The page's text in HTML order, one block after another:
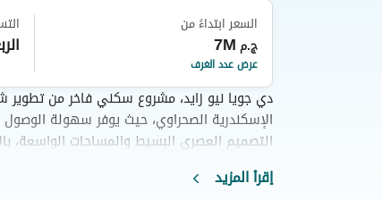
السعر ابتداءً من
ج.م7M
عرض عدد الغرف
الربع 4
دي جويا نيو زايد، مشروع سكني فاخر من
الإسكندرية الصحراوي، حيث يوفر سهولة
التصميم العصري البسيط والمساحات الواسعة،
الهدوء والراحة، يَعِد دي جويا نيو زايد سكانه
إقرأ المزيد